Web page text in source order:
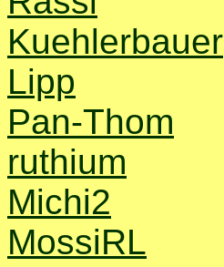
Kuehlerbauer
Lipp
Pan-Thom
ruthium
Michi2
MossiRL